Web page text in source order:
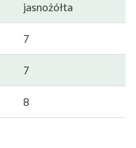
jasnożółta
7
7
8